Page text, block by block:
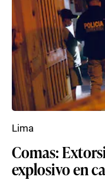
Comas:
explosivo en
Lima